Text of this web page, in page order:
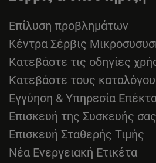
Επίλυση προβλημάτων
Κέντρα Σέρβις
Κατεβάστε τις οδηγίες
Κατεβάστε τους
Εγγύηση & Υπηρεσία
Επισκευή της Συσκευής σας
Επισκευή Σταθερής Τιμής
Νέα Ενεργειακή Ετικέτα